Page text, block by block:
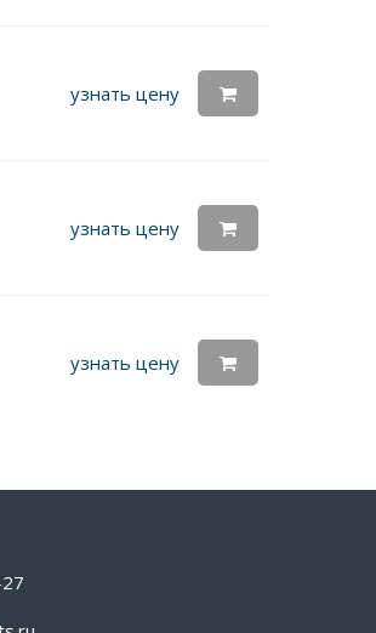
узнать цену
узнать цену
узнать цену